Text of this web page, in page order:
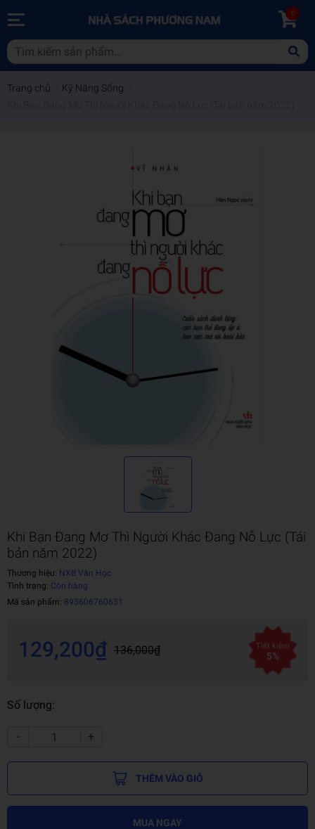
0
Trang chủ Kỹ Năng Sống
Khi Bạn Đang Mơ Thì Người Khác Đang Nỗ Lực (Tái
bản năm 2022)
Thương hiệu: NXB Văn Học
Tình trạng: Còn hàng
Mã sản phẩm: 893606760631
129,200₫ 136,000₫ Tiết kiệm
5%
Số lượng:
- +
THÊM VÀO GIỎ
MUA NGAY